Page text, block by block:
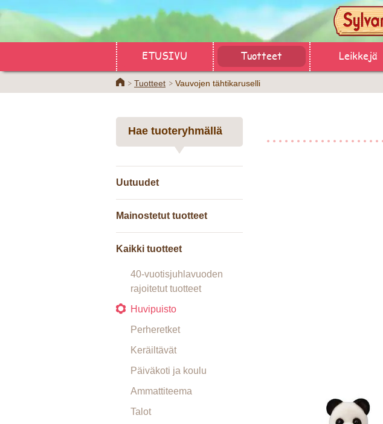
ETUSIVU Tuotteet Leikkejä
HomeTuotteet Vauvojen tähtikaruselli
Hae tuoteryhmällä
Uutuudet
Mainostetut tuotteet
Kaikki tuotteet
40-vuotisjuhlavuoden
rajoitetut tuotteet
Huvipuisto
Perheretket
Keräiltävät
Päiväkoti ja koulu
Ammattiteema
Talot